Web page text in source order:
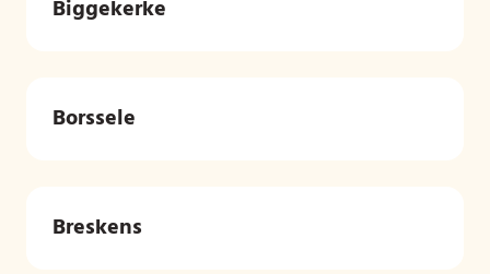
Biggekerke
Borssele
Breskens